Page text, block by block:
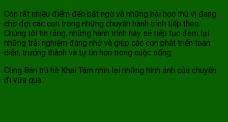
Còn rất nhiều điểm đến bất ngờ và những bài học thú vị đang
chờ đợi các con trong những chuyến hành trình tiếp theo.
Chúng tôi tin rằng, những hành trình này sẽ tiếp tục đem lại
những trải nghiệm đáng nhớ và giúp các con phát triển toàn
diện, trưởng thành và tự tin hơn trong cuộc sống.
Cùng Bán trú hè Khai Tâm nhìn lại những hình ảnh của chuyến
đi vừa qua.